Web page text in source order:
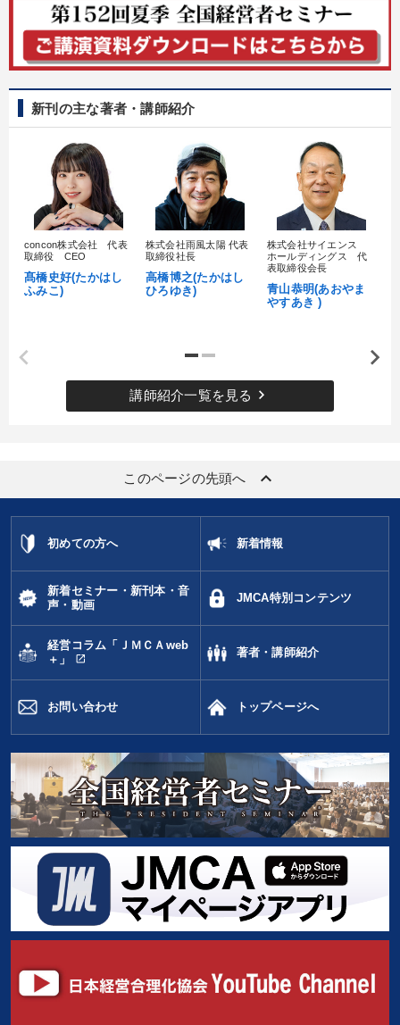
新刊の主な著者・講師紹介
concon株式会社 代表
取締役 CEO
髙橋史好(たかはし
ふみこ)
株式会社雨風太陽 代表
取締役社長
高橋博之(たかはし
ひろゆき)
株式会社サイエンス
ホールディングス 代
表取締役会長
青山恭明(あおやま
やすあき )
講師紹介一覧を見る keyboard_arrow_right
このページの先頭へ keyboard_arrow_up
初めての方へ 新着情報
新着セミナー・新刊本・音
声・動画
JMCA特別コンテンツ
経営コラム「ＪＭＣＡweb
＋」
open_in_new
著者・講師紹介
お問い合わせ トップページへ